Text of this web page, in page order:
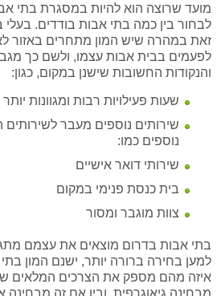
מועד שרוצה הוא להיות במסגרת בתי
לבחור בין כמה בתי אבות בודדים. בעלי
זאת במהרה שיש המון מתחרים באזור
לפעמים בבית אבות עצמו, ולשם כך
והנקודות החשובות שישנן במקום, כגון:
שעות פעילויות רבות ומגוונות יותר
שירותים נוספים מעבר לשירותים
נוספים כמו:
שירותי דואר אישיים
בית כנסת פנימי במקום
צוות מוגבר ומסור
בתי אבות בדרום מוצאים את עצמם
למען בחירה ברורה יותר, ישנם המון
איזה מהם מספק את הצרכים המלאים
מבחינה גיאוגרפית, ובין אם זה מבחינה